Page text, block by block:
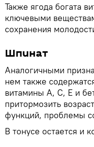
Также ягода богата
ключевыми
сохранения
Шпинат
Аналогичными
нем также
витамины A, C, E и
притормозить
функций, проблемы
В тонусе остается и